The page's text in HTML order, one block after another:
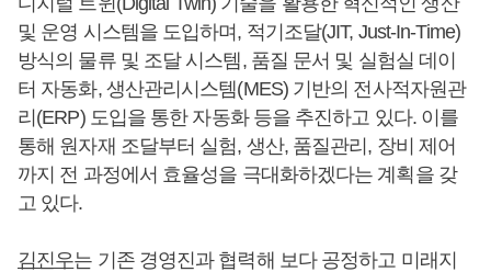
및 운영 시스템을 도입하며, 적기조달(JIT, Just-In-Time)
방식의 물류 및 조달 시스템, 품질 문서 및 실험실 데이
터 자동화, 생산관리시스템(MES) 기반의 전사적자원관
리(ERP) 도입을 통한 자동화 등을 추진하고 있다. 이를
통해 원자재 조달부터 실험, 생산, 품질관리, 장비 제어
까지 전 과정에서 효율성을 극대화하겠다는 계획을 갖
고 있다.
김진우는 기존 경영진과 협력해 보다 공정하고 미래지